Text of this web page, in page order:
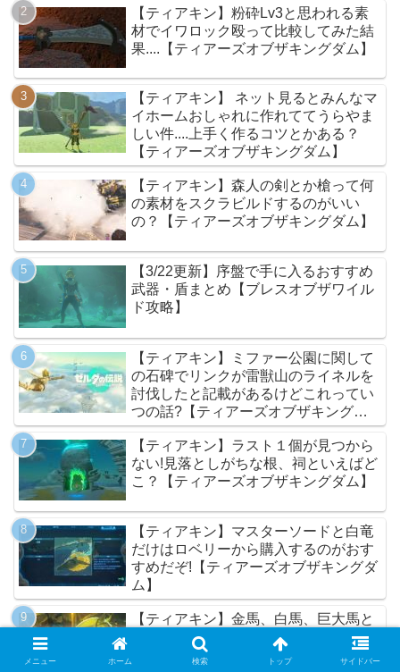
【ティアキン】粉砕Lv3と思われる素
材でイワロック殴って比較してみた結
果....【ティアーズオブザキングダム】
【ティアキン】 ネット見るとみんなマ
イホームおしゃれに作れててうらやま
しい件....上手く作るコツとかある？
【ティアーズオブザキングダム】
【ティアキン】森人の剣とか槍って何
の素材をスクラビルドするのがいい
の？【ティアーズオブザキングダム】
【3/22更新】序盤で手に入るおすすめ
武器・盾まとめ【ブレスオブザワイル
ド攻略】
【ティアキン】ミファー公園に関して
の石碑でリンクが雷獣山のライネルを
討伐したと記載があるけどこれってい
つの話?【ティアーズオブザキングダ
ム】
【ティアキン】ラスト１個が見つから
ない!見落としがちな根、祠といえばど
こ？【ティアーズオブザキングダム】
【ティアキン】マスターソードと白竜
だけはロベリーから購入するのがおす
すめだぞ!【ティアーズオブザキングダ
ム】
【ティアキン】金馬、白馬、巨大馬と
かの特殊馬にどんな名前つけた?【テ
ィアーズオブザキングダム】
メニュー ホーム 検索 トップ サイドバー